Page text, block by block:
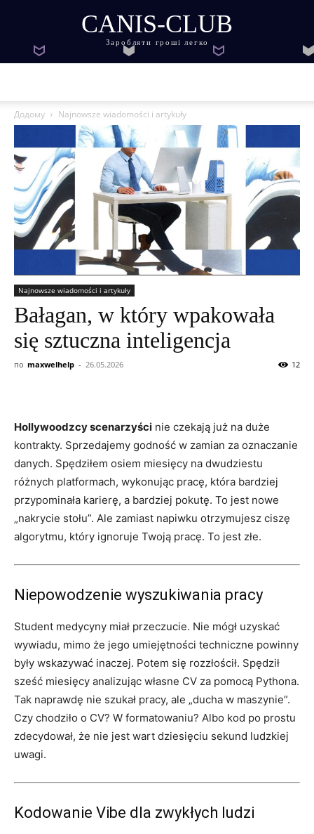
CANIS-CLUB
Заробляти гроші легко
Додому Najnowsze wiadomości i artykuły
Najnowsze wiadomości i artykuły
Bałagan, w który wpakowała
się sztuczna inteligencja
по maxwelhelp - 26.05.2026 12
Hollywoodzcy scenarzyści nie czekają już na duże
kontrakty. Sprzedajemy godność w zamian za oznaczanie
danych. Spędziłem osiem miesięcy na dwudziestu
różnych platformach, wykonując pracę, która bardziej
przypominała karierę, a bardziej pokutę. To jest nowe
„nakrycie stołu”. Ale zamiast napiwku otrzymujesz ciszę
algorytmu, który ignoruje Twoją pracę. To jest złe.
Niepowodzenie wyszukiwania pracy
Student medycyny miał przeczucie. Nie mógł uzyskać
wywiadu, mimo że jego umiejętności techniczne powinny
były wskazywać inaczej. Potem się rozzłościł. Spędził
sześć miesięcy analizując własne CV za pomocą Pythona.
Tak naprawdę nie szukał pracy, ale „ducha w maszynie”.
Czy chodziło o CV? W formatowaniu? Albo kod po prostu
zdecydował, że nie jest wart dziesięciu sekund ludzkiej
uwagi.
Kodowanie Vibe dla zwykłych ludzi